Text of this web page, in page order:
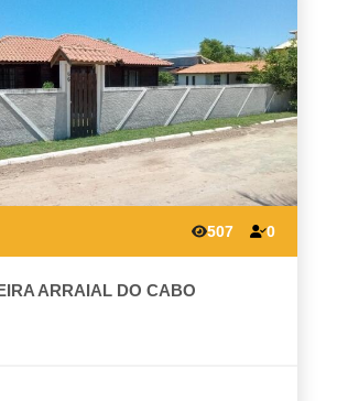
507 0
ARRAIAL DO CABO